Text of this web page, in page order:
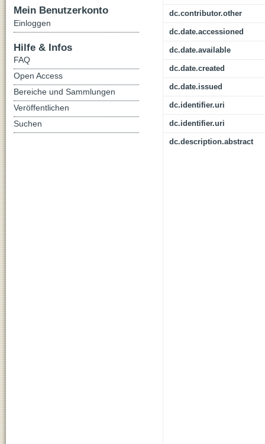
dc.contributor.other
dc.date.accessioned
dc.date.available
dc.date.created
dc.date.issued
dc.identifier.uri
dc.identifier.uri
dc.description.abstract
Mein Benutzerkonto
Einloggen
Hilfe & Infos
FAQ
Open Access
Bereiche und Sammlungen
Veröffentlichen
Suchen